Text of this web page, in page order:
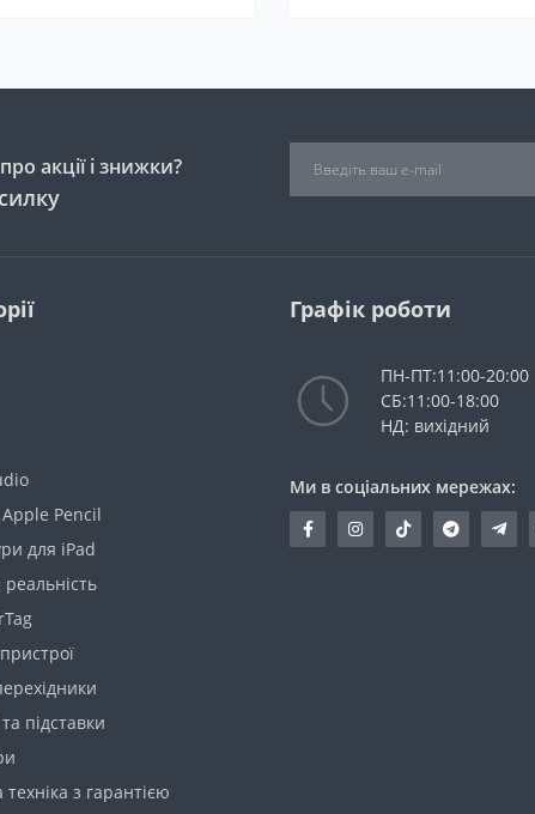
акції і знижки?
Pencil
для iPad
підставки
з гарантією
Графік роботи
ПН-ПТ:11:00-20:00
СБ:11:00-18:00
НД: вихідний
Ми в соціальних мережах: